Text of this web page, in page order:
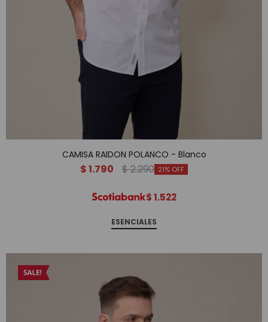
CAMISA RAIDON POLANCO - Blanco
$1.790 $2.290 21
$1.522
ESENCIALES